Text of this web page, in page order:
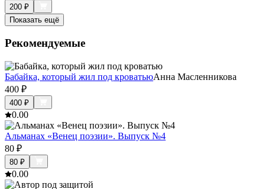
200 ₽
Показать ещё
Рекомендуемые
Бабайка, который жил под кроватьюАнна Масленникова
400 ₽
400 ₽
0.00
Альманах «Венец поэзии». Выпуск №4
80 ₽
80 ₽
0.00